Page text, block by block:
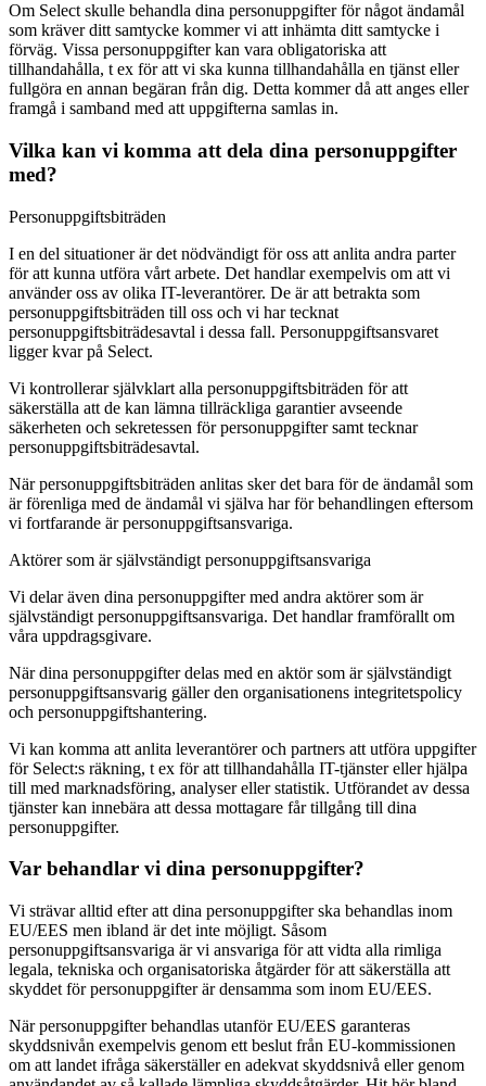
Om Select skulle behandla dina personuppgifter för något ändamål
som kräver ditt samtycke kommer vi att inhämta ditt samtycke i
förväg. Vissa personuppgifter kan vara obligatoriska att
tillhandahålla, t ex för att vi ska kunna tillhandahålla en tjänst eller
fullgöra en annan begäran från dig. Detta kommer då att anges eller
framgå i samband med att uppgifterna samlas in.
Vilka kan vi komma att dela dina personuppgifter
med?
Personuppgiftsbiträden
I en del situationer är det nödvändigt för oss att anlita andra parter
för att kunna utföra vårt arbete. Det handlar exempelvis om att vi
använder oss av olika IT-leverantörer. De är att betrakta som
personuppgiftsbiträden till oss och vi har tecknat
personuppgiftsbiträdesavtal i dessa fall. Personuppgiftsansvaret
ligger kvar på Select.
Vi kontrollerar självklart alla personuppgiftsbiträden för att
säkerställa att de kan lämna tillräckliga garantier avseende
säkerheten och sekretessen för personuppgifter samt tecknar
personuppgiftsbiträdesavtal.
När personuppgiftsbiträden anlitas sker det bara för de ändamål som
är förenliga med de ändamål vi själva har för behandlingen eftersom
vi fortfarande är personuppgiftsansvariga.
Aktörer som är självständigt personuppgiftsansvariga
Vi delar även dina personuppgifter med andra aktörer som är
självständigt personuppgiftsansvariga. Det handlar framförallt om
våra uppdragsgivare.
När dina personuppgifter delas med en aktör som är självständigt
personuppgiftsansvarig gäller den organisationens integritetspolicy
och personuppgiftshantering.
Vi kan komma att anlita leverantörer och partners att utföra uppgifter
för Select:s räkning, t ex för att tillhandahålla IT-tjänster eller hjälpa
till med marknadsföring, analyser eller statistik. Utförandet av dessa
tjänster kan innebära att dessa mottagare får tillgång till dina
personuppgifter.
Var behandlar vi dina personuppgifter?
Vi strävar alltid efter att dina personuppgifter ska behandlas inom
EU/EES men ibland är det inte möjligt. Såsom
personuppgiftsansvariga är vi ansvariga för att vidta alla rimliga
legala, tekniska och organisatoriska åtgärder för att säkerställa att
skyddet för personuppgifter är densamma som inom EU/EES.
När personuppgifter behandlas utanför EU/EES garanteras
skyddsnivån exempelvis genom ett beslut från EU-kommissionen
om att landet ifråga säkerställer en adekvat skyddsnivå eller genom